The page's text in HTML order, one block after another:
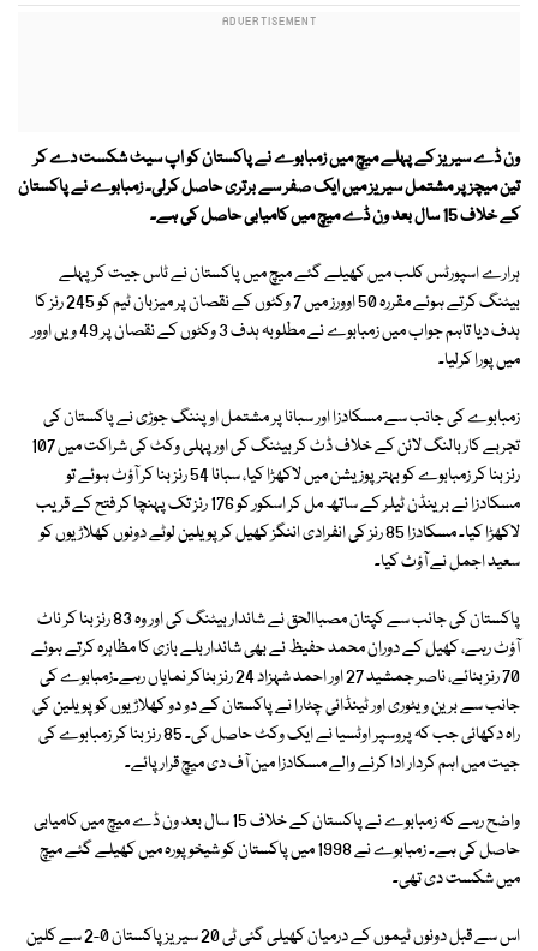
ون ڈے سیریز کے پہلے میچ میں زمبابوے نے پاکستان کو اپ سیٹ شکست دے کر
تین میچز پر مشتمل سیریز میں ایک صفر سے برتری حاصل کرلی۔ زمبابوے نے پاکستان
کے خلاف 15 سال بعد ون ڈے میچ میں کامیابی حاصل کی ہے۔
ہرارے اسپورٹس کلب میں کھیلے گئے میچ میں پاکستان نے ٹاس جیت کر پہلے
بیٹنگ کرتے ہوئے مقررہ 50 اوورز میں 7 وکٹوں کے نقصان پر میزبان ٹیم کو 245 رنز کا
ہدف دیا تاہم جواب میں زمبابوے نے مطلوبہ ہدف 3 وکٹوں کے نقصان پر 49 ویں اوور
میں پورا کرلیا۔
زمبابوے کی جانب سے مسکادزا اور سبانا پر مشتمل اوپننگ جوڑی نے پاکستان کی
تجربے کار بالنگ لائن کے خلاف ڈٹ کر بیٹنگ کی اور پہلی وکٹ کی شراکت میں 107
رنز بنا کر زمبابوے کو بہتر پوزیشن میں لاکھڑا کیا، سبانا 54 رنز بنا کر آؤٹ ہوئے تو
مسکادزا نے برینڈن ٹیلر کے ساتھ مل کر اسکور کو 176 رنز تک پہنچا کر فتح کے قریب
لاکھڑا کیا۔ مسکادزا 85 رنز کی انفرادی اننگز کھیل کر پویلین لوٹے دونوں کھلاڑیوں کو
سعید اجمل نے آؤٹ کیا۔
پاکستان کی جانب سے کپتان مصباالحق نے شاندار بیٹنگ کی اور وہ 83 رنز بنا کر ناٹ
آؤٹ رہے، کھیل کے دوران محمد حفیظ نے بھی شاندار بلے بازی کا مظاہرہ کرتے ہوئے
70 رنز بنائے، ناصر جمشید 27 اور احمد شہزاد 24 رنز بناکر نمایاں رہے۔زمبابوے کی
جانب سے برین ویٹوری اور ٹینڈائی چٹارا نے پاکستان کے دو دو کھلاڑیوں کو پویلین کی
راہ دکھائی جب کہ پروسپر اوٹسیا نے ایک وکٹ حاصل کی۔ 85 رنز بنا کر زمبابوے کی
جیت میں اہم کردار ادا کرنے والے مسکادزا مین آف دی میچ قرار پائے۔
واضح رہے کہ زمبابوے نے پاکستان کے خلاف 15 سال بعد ون ڈے میچ میں کامیابی
حاصل کی ہے۔ زمبابوے نے 1998 میں پاکستان کو شیخوپورہ میں کھیلے گئے میچ
میں شکست دی تھی۔
اس سے قبل دونوں ٹیموں کے درمیان کھیلی گئی ٹی 20 سیریز پاکستان 0-2 سے کلین